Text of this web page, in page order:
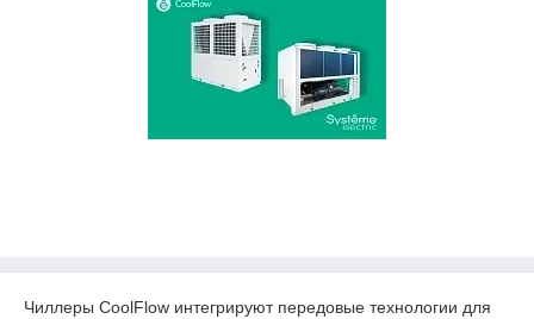
Чиллеры CoolFlow интегрируют передовые технологии для